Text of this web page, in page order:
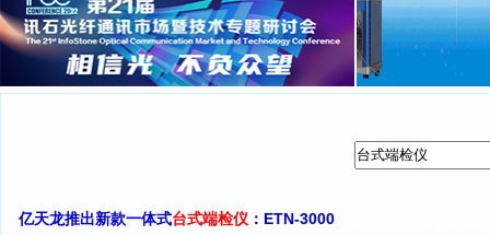
亿天龙推出新款一体式台式端检仪 ：ETN-3000